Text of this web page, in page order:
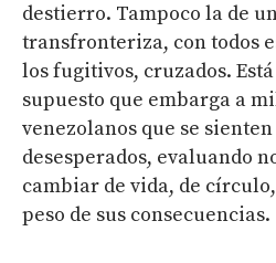
destierro. Tampoco la de
transfronteriza, con todos
los fugitivos, cruzados.
supuesto que embarga a
venezolanos que se
desesperados, evaluando
cambiar de vida, de
peso de sus consecuencias.